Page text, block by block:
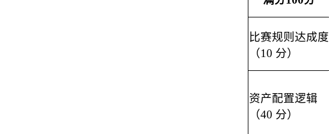
比赛规则达成度
（10 分）
资产配置逻辑
（40 分）